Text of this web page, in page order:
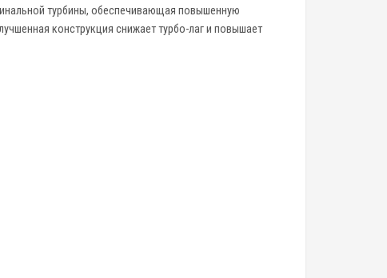
турбины, обеспечивающая повышенную
конструкция снижает турбо-лаг и повышает